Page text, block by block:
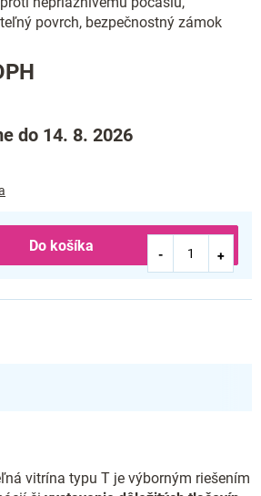
povrch, bezpečnostný zámok
do 14. 8. 2026
Do košíka
vitrína typu T je výborným riešením